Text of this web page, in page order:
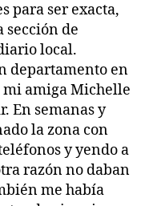
para ser exacta,
sección de
local.
departamento en
mi amiga Michelle
En semanas y
la zona con
y yendo a
razón no daban
me había